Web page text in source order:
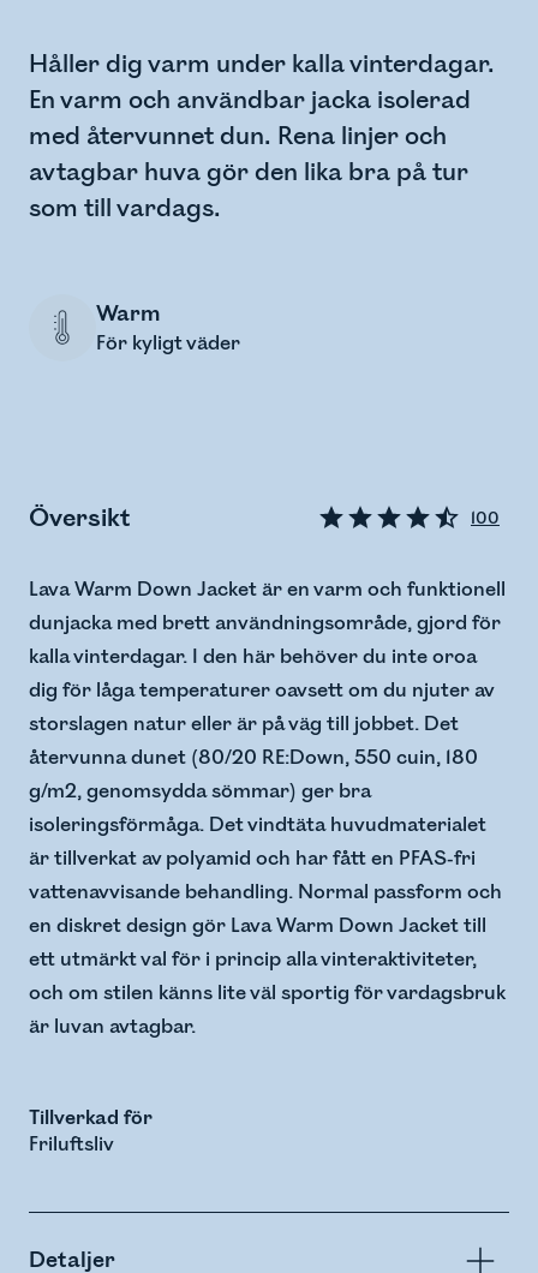
Håller dig varm under kalla vinterdagar.
En varm och användbar jacka isolerad
med återvunnet dun. Rena linjer och
avtagbar huva gör den lika bra på tur
som till vardags.
Warm
För kyligt väder
Översikt 100
Lava Warm Down Jacket är en varm och funktionell
dunjacka med brett användningsområde, gjord för
kalla vinterdagar. I den här behöver du inte oroa
dig för låga temperaturer oavsett om du njuter av
storslagen natur eller är på väg till jobbet. Det
återvunna dunet (80/20 RE:Down, 550 cuin, 180
g/m2, genomsydda sömmar) ger bra
isoleringsförmåga. Det vindtäta huvudmaterialet
är tillverkat av polyamid och har fått en PFAS-fri
vattenavvisande behandling. Normal passform och
en diskret design gör Lava Warm Down Jacket till
ett utmärkt val för i princip alla vinteraktiviteter,
och om stilen känns lite väl sportig för vardagsbruk
är luvan avtagbar.
Tillverkad för
Friluftsliv
Detaljer